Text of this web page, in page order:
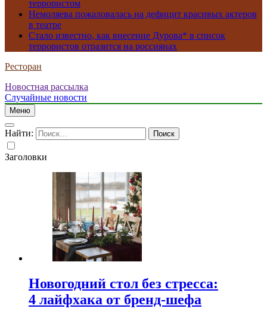
террористом
Немоляева пожаловалась на дефицит красивых актеров
в театре
Стало известно, как внесение Дурова* в список
террористов отразится на россиянах
Ресторан
Новостная рассылка
Случайные новости
Меню
Найти:
Заголовки
Новогодний стол без стресса:
4 лайфхака от бренд-шефа